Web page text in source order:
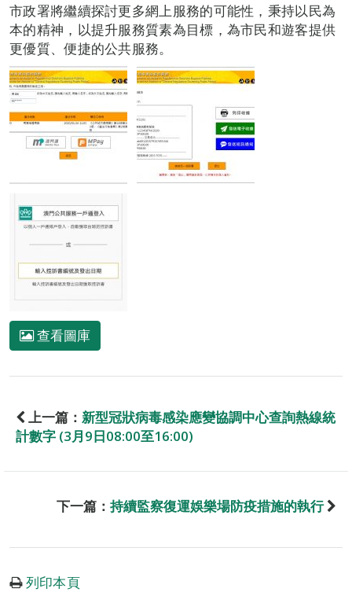
市政署將繼續探討更多網上服務的可能性，秉持以民為
本的精神，以提升服務質素為目標，為市民和遊客提供
更優質、便捷的公共服務。
查看圖庫
上一篇： 新型冠狀病毒感染應變協調中心查詢熱線統
計數字 (3月9日08:00至16:00)
下一篇： 持續監察復運娛樂場防疫措施的執行
列印本頁